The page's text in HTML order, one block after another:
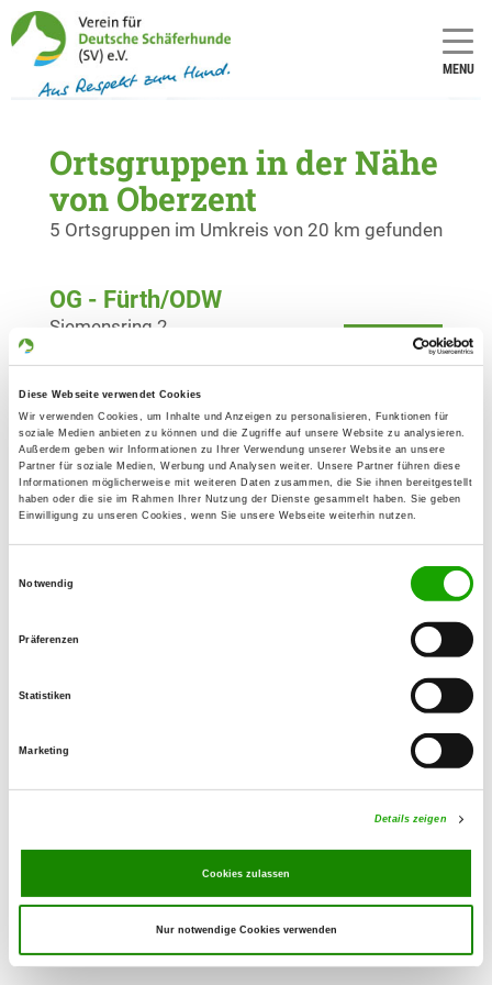
Diese Webseite verwendet Cookies
Wir verwenden Cookies, um Inhalte und Anzeigen zu personalisieren, Funktionen für
soziale Medien anbieten zu können und die Zugriffe auf unsere Website zu analysieren.
Außerdem geben wir Informationen zu Ihrer Verwendung unserer Website an unsere
Partner für soziale Medien, Werbung und Analysen weiter. Unsere Partner führen diese
Informationen möglicherweise mit weiteren Daten zusammen, die Sie ihnen bereitgestellt
haben oder die sie im Rahmen Ihrer Nutzung der Dienste gesammelt haben. Sie geben
Einwilligung zu unseren Cookies, wenn Sie unsere Webseite weiterhin nutzen.
Notwendig
Präferenzen
Statistiken
Marketing
Details zeigen
Cookies zulassen
Nur notwendige Cookies verwenden
MENU
Ortsgruppen in der Nähe
von Oberzent
5 Ortsgruppen im Umkreis von 20 km gefunden
OG - Fürth/ODW
Details
Siemensring 2
OG - Lützelbach e.V.
Details
Seckmeuerer Straße
64750 Lützelbach
OG - Oberzent, Sitz Beerfelden
Details
Sensbacher Str. 150
Details
Im Ittertal 1
OG - Robern
74864 Fahrenbach-Robern